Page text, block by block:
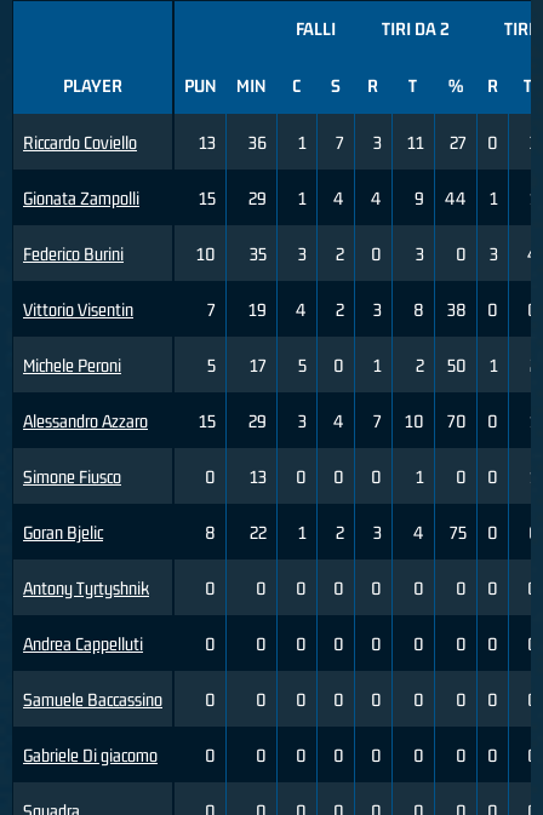
PLAYER
Riccardo Coviello
Gionata Zampolli
Federico Burini
Vittorio Visentin
Michele Peroni
Alessandro Azzaro
Simone Fiusco
Goran Bjelic
Antony Tyrtyshnik
Andrea Cappelluti
Samuele Baccassino
Gabriele Di giacomo
FALLI TIRI DA 2 TIRI
PUN MIN C S R T % R T
13 36 1 7 3 11 27 0 3
15 29 1 4 4 9 44 1 1
10 35 3 2 0 3 0 3 4
7 19 4 2 3 8 38 0 0
5 17 5 0 1 2 50 1 2
15 29 3 4 7 10 70 0 1
0 13 0 0 0 1 0 0 1
8 22 1 2 3 4 75 0 6
0 0 0 0 0 0 0 0 0
0 0 0 0 0 0 0 0 0
0 0 0 0 0 0 0 0 0
0 0 0 0 0 0 0 0 0